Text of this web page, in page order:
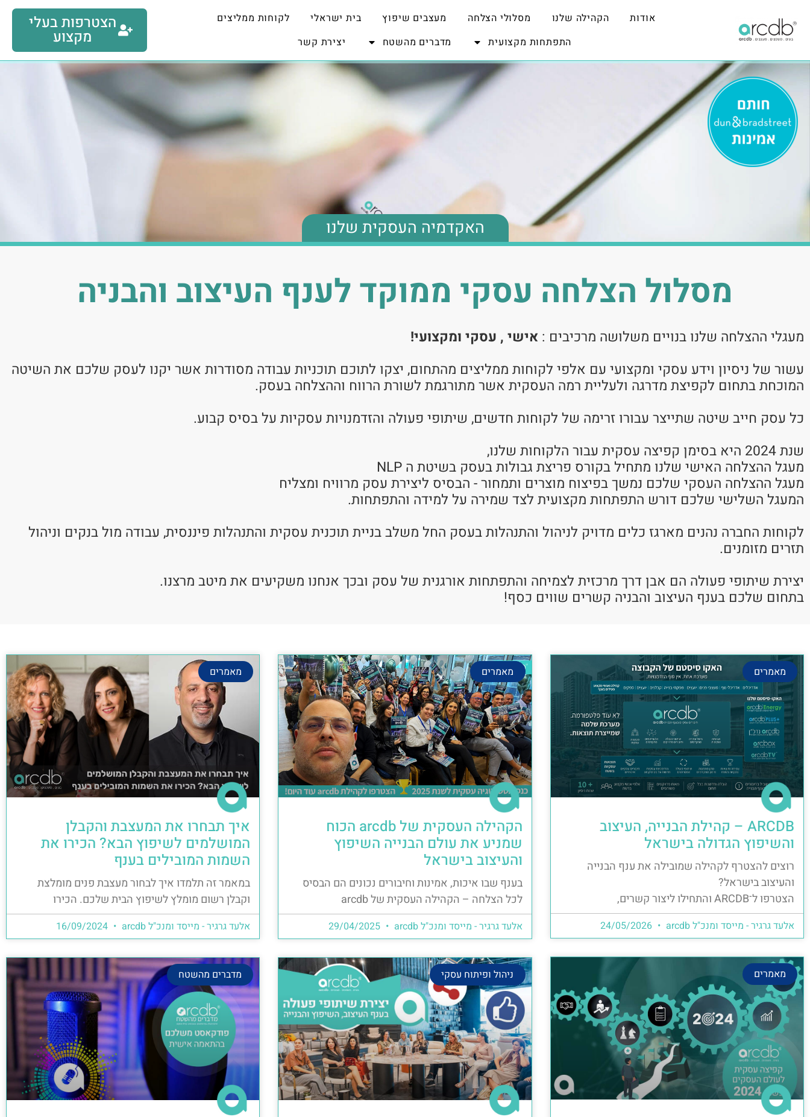
אודות הקהילה שלנו מסלולי הצלחה מעצבים שיפוץ בית ישראלי
לקוחות ממליצים
התפתחות מקצועית
מדברים מהשטח יצירת קשר
הצטרפות בעלי
מקצוע
האקדמיה העסקית שלנו
מסלול הצלחה עסקי ממוקד לענף העיצוב והבניה
מעגלי ההצלחה שלנו בנויים משלושה מרכיבים : אישי , עסקי ומקצועי!
עשור של ניסיון וידע עסקי ומקצועי עם אלפי לקוחות ממליצים מהתחום, יצקו לתוכם תוכניות עבודה מסודרות אשר יקנו לעסק שלכם את השיטה
המוכחת בתחום לקפיצת מדרגה ולעליית רמה העסקית אשר מתורגמת לשורת הרווח וההצלחה בעסק.
כל עסק חייב שיטה שתייצר עבורו זרימה של לקוחות חדשים, שיתופי פעולה והזדמנויות עסקיות על בסיס קבוע.
שנת 2024 היא בסימן קפיצה עסקית עבור הלקוחות שלנו,
מעגל ההצלחה האישי שלנו מתחיל בקורס פריצת גבולות בעסק בשיטת ה NLP
מעגל ההצלחה העסקי שלכם נמשך בפיצוח מוצרים ותמחור - הבסיס ליצירת עסק מרוויח ומצליח
המעגל השלישי שלכם דורש התפתחות מקצועית לצד שמירה על למידה והתפתחות.
לקוחות החברה נהנים מארגז כלים מדויק לניהול והתנהלות בעסק החל משלב בניית תוכנית עסקית והתנהלות פיננסית, עבודה מול בנקים וניהול
תזרים מזומנים.
יצירת שיתופי פעולה הם אבן דרך מרכזית לצמיחה והתפתחות אורגנית של עסק ובכך אנחנו משקיעים את מיטב מרצנו.
בתחום שלכם בענף העיצוב והבניה קשרים שווים כסף!
מאמרים
ARCDB – קהילת הבנייה, העיצוב
והשיפוץ הגדולה בישראל
רוצים להצטרף לקהילה שמובילה את ענף הבנייה
והעיצוב בישראל?
הצטרפו ל־ARCDB והתחילו ליצור קשרים,
אלעד גרגיר - מייסד ומנכ"ל arcdb
מאמרים
הקהילה העסקית של arcdb הכוח
שמניע את עולם הבנייה השיפוץ
והעיצוב בישראל
בענף שבו איכות, אמינות וחיבורים נכונים הם הבסיס
לכל הצלחה – הקהילה העסקית של arcdb
אלעד גרגיר - מייסד ומנכ"ל arcdb 29/04/2025
מאמרים
איך תבחרו את המעצבת והקבלן
המושלמים לשיפוץ הבא? הכירו את
השמות המובילים בענף
במאמר זה תלמדו איך לבחור מעצבת פנים מומלצת
וקבלן רשום מומלץ לשיפוץ הבית שלכם. הכירו
אלעד גרגיר - מייסד ומנכ"ל arcdb
מאמרים ניהול ופיתוח עסקי מדברים מהשטח